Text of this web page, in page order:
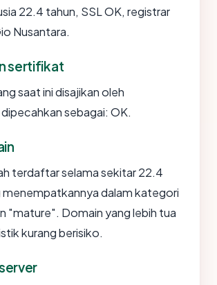
22.4 tahun, SSL OK, registrar
Nusantara.
sertifikat
saat ini disajikan oleh
dipecahkan sebagai: OK.
terdaftar selama sekitar 22.4
menempatkannya dalam kategori
"mature". Domain yang lebih tua
kurang berisiko.